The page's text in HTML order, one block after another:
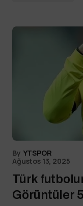
By YTSPOR
Ağustos 13, 2025
Türk
Görüntüler